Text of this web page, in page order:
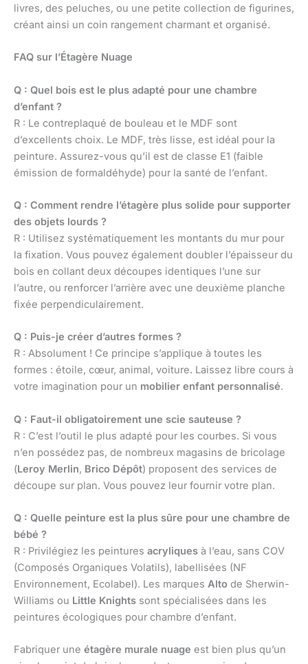
livres, des peluches, ou une petite collection de figurines,
créant ainsi un coin rangement charmant et organisé.
FAQ sur l’Étagère Nuage
Q : Quel bois est le plus adapté pour une chambre
d’enfant ?
R : Le contreplaqué de bouleau et le MDF sont
d’excellents choix. Le MDF, très lisse, est idéal pour la
peinture. Assurez-vous qu’il est de classe E1 (faible
émission de formaldéhyde) pour la santé de l’enfant.
Q : Comment rendre l’étagère plus solide pour supporter
des objets lourds ?
R : Utilisez systématiquement les montants du mur pour
la fixation. Vous pouvez également doubler l’épaisseur du
bois en collant deux découpes identiques l’une sur
l’autre, ou renforcer l’arrière avec une deuxième planche
fixée perpendiculairement.
Q : Puis-je créer d’autres formes ?
R : Absolument ! Ce principe s’applique à toutes les
formes : étoile, cœur, animal, voiture. Laissez libre cours à
votre imagination pour un mobilier enfant personnalisé.
Q : Faut-il obligatoirement une scie sauteuse ?
R : C’est l’outil le plus adapté pour les courbes. Si vous
n’en possédez pas, de nombreux magasins de bricolage
(Leroy Merlin, Brico Dépôt) proposent des services de
découpe sur plan. Vous pouvez leur fournir votre plan.
Q : Quelle peinture est la plus sûre pour une chambre de
bébé ?
R : Privilégiez les peintures acryliques à l’eau, sans COV
(Composés Organiques Volatils), labellisées (NF
Environnement, Ecolabel). Les marques Alto de Sherwin-
Williams ou Little Knights sont spécialisées dans les
peintures écologiques pour chambre d’enfant.
Fabriquer une étagère murale nuage est bien plus qu’un